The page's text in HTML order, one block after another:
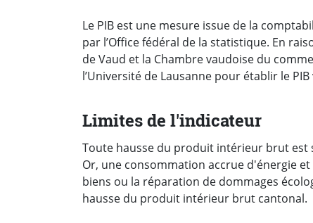
Le PIB est une mesure issue de la
par l’Office fédéral de la statistique. En
de Vaud et la Chambre vaudoise du
l’Université de Lausanne pour établir le
Limites de l'indicateur
Toute hausse du produit intérieur brut est
Or, une consommation accrue d'énergie
biens ou la réparation de dommages
hausse du produit intérieur brut cantonal.